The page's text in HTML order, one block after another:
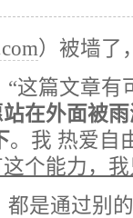
）被墙了
这篇文章有
在外面被
。我 热爱自
个能力，
是通过别